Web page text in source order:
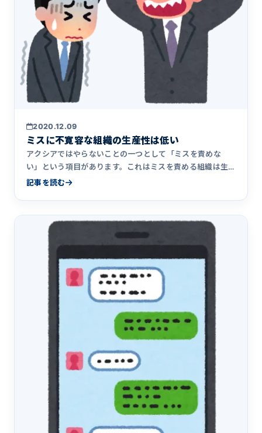
2020.12.09
ミスに不寛容な組織の生産性は低い
アクシアではやらないことの一つとして「ミスを責めな
い」という項目があります。これはミスを責める組織は生
産性を低下させてし&hellip;
記事を読む